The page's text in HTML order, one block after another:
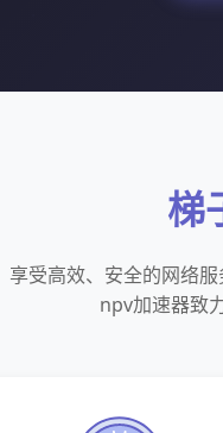
梯
受高效、安全的网络
npv加速器致